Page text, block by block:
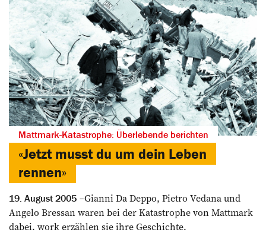
Mattmark-Katastrophe: Überlebende berichten
«Jetzt musst du um dein Leben
rennen»
19. August 2005
Gianni Da Deppo, Pietro Vedana und
Angelo Bressan waren bei der Katastrophe von Mattmark
dabei. work erzählen sie ihre Geschichte.